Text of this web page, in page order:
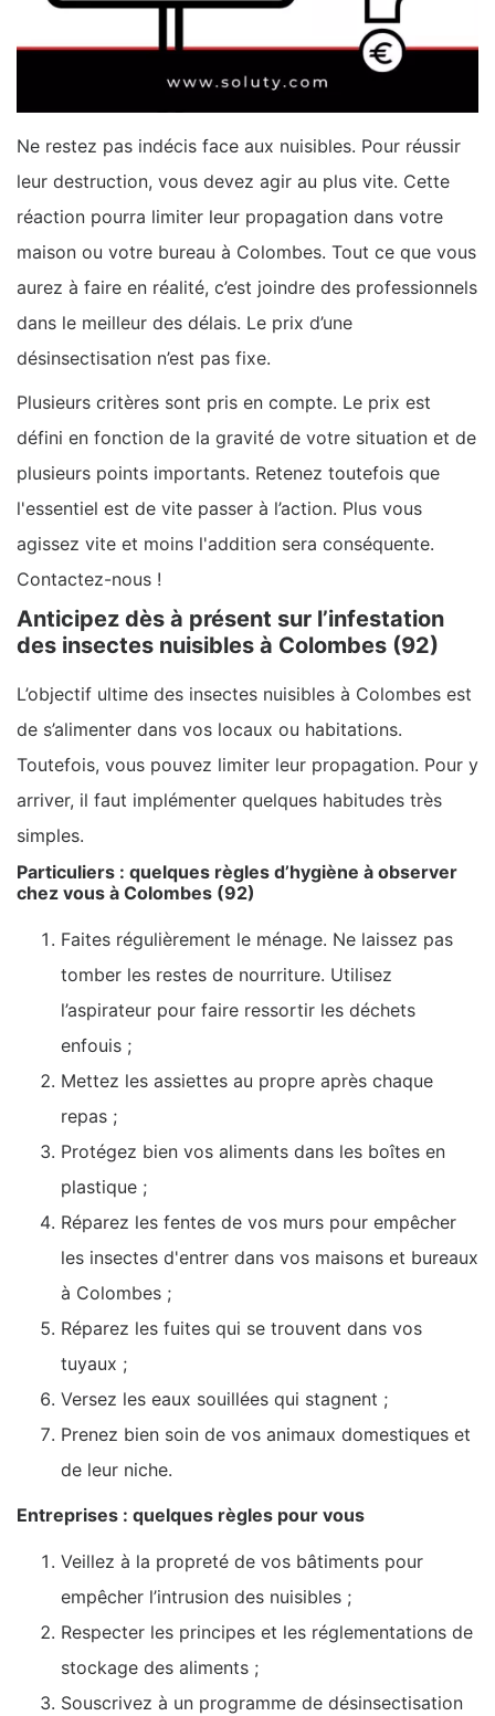
Ne restez pas indécis face aux nuisibles. Pour réussir
leur destruction, vous devez agir au plus vite. Cette
réaction pourra limiter leur propagation dans votre
maison ou votre bureau à Colombes. Tout ce que vous
aurez à faire en réalité, c’est joindre des professionnels
dans le meilleur des délais. Le prix d’une
désinsectisation n’est pas fixe.
Plusieurs critères sont pris en compte. Le prix est
défini en fonction de la gravité de votre situation et de
plusieurs points importants. Retenez toutefois que
l'essentiel est de vite passer à l’action. Plus vous
agissez vite et moins l'addition sera conséquente.
Contactez-nous !
Anticipez dès à présent sur l’infestation
des insectes nuisibles à Colombes (92)
L’objectif ultime des insectes nuisibles à Colombes est
de s’alimenter dans vos locaux ou habitations.
Toutefois, vous pouvez limiter leur propagation. Pour y
arriver, il faut implémenter quelques habitudes très
simples.
Particuliers : quelques règles d’hygiène à observer
chez vous à Colombes (92)
Faites régulièrement le ménage. Ne laissez pas
tomber les restes de nourriture. Utilisez
l’aspirateur pour faire ressortir les déchets
enfouis ;
Mettez les assiettes au propre après chaque
repas ;
Protégez bien vos aliments dans les boîtes en
plastique ;
Réparez les fentes de vos murs pour empêcher
les insectes d'entrer dans vos maisons et bureaux
à Colombes ;
Réparez les fuites qui se trouvent dans vos
tuyaux ;
Versez les eaux souillées qui stagnent ;
Prenez bien soin de vos animaux domestiques et
de leur niche.
Entreprises : quelques règles pour vous
Veillez à la propreté de vos bâtiments pour
empêcher l’intrusion des nuisibles ;
Respecter les principes et les réglementations de
stockage des aliments ;
Souscrivez à un programme de désinsectisation